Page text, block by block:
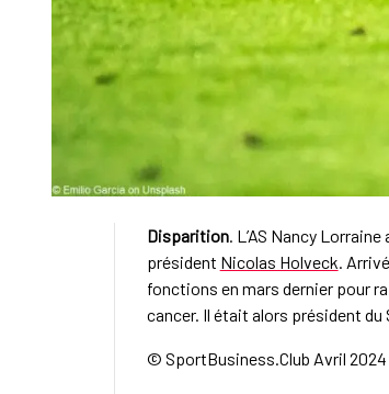
Disparition. L’AS Nancy
président Nicolas Holveck .
fonctions en mars dernier pour
cancer. Il était alors président du
© SportBusiness.Club Avril 2024